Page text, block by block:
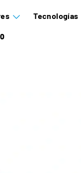
Tecnologías